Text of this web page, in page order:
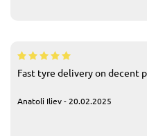
Fast tyre delivery on decent
Anatoli Iliev - 20.02.2025